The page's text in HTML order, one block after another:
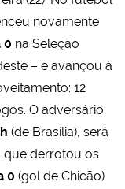
novamente
0 na Seleção
– e avançou à
12
O adversário
(de Brasília), será
que derrotou os
0 (gol de Chicão)